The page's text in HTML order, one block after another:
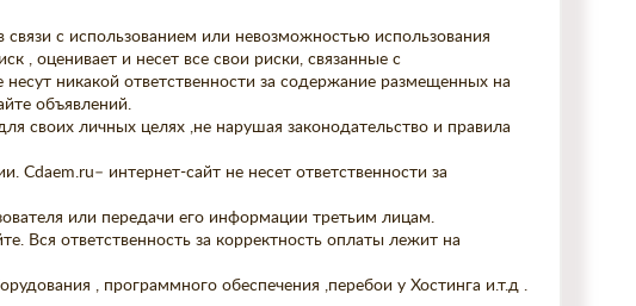
связи с использованием или невозможностью использования
, оценивает и несет все свои риски, связанные с
никакой ответственности за содержание размещенных на
объявлений.
своих личных целях ,не нарушая законодательство и правила
интернет-сайт не несет ответственности за
или передачи его информации третьим лицам.
Вся ответственность за корректность оплаты лежит на
, программного обеспечения ,перебои у Хостинга и.т.д .